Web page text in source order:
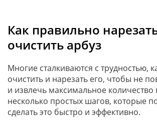
Как правильно
очистить арбуз
Многие сталкиваются с трудностью,
очистить и нарезать его, чтобы не
и извлечь максимальное количество
несколько простых шагов, которые
сделать это быстро и эффективно.